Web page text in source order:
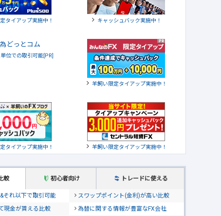
タイアップ実施中！ キャッシュバック実施中！
位での取引可能[PR]
羊飼い限定タイアップ実施中！
タイアップ実施中！ 羊飼い限定タイアップ実施中！
較 初心者向け トレードに使える
それ以下で取引可能
スワップポイント(金利)が高い比較
現金が貰える比較
為替に関する情報が豊富なFX会社